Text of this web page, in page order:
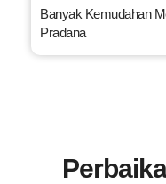
Banyak Kemudahan
Pradana